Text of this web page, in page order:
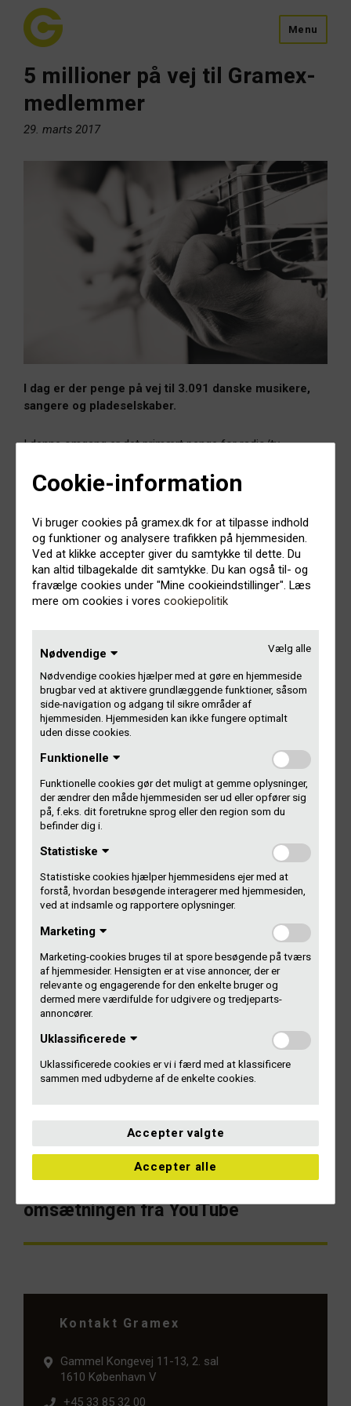
Menu
Cookie-information
Vi bruger cookies på gramex.dk for at tilpasse indhold
og funktioner og analysere trafikken på hjemmesiden.
Ved at klikke accepter giver du samtykke til dette. Du
kan altid tilbagekalde dit samtykke. Du kan også til- og
fravælge cookies under "Mine cookieindstillinger". Læs
mere om cookies i vores cookiepolitik
Vælg alle
Nødvendige
Nødvendige cookies hjælper med at gøre en hjemmeside
brugbar ved at aktivere grundlæggende funktioner, såsom
side-navigation og adgang til sikre områder af
hjemmesiden. Hjemmesiden kan ikke fungere optimalt
uden disse cookies.
Funktionelle
Funktionelle cookies gør det muligt at gemme oplysninger,
der ændrer den måde hjemmesiden ser ud eller opfører sig
på, f.eks. dit foretrukne sprog eller den region som du
befinder dig i.
Statistiske
Statistiske cookies hjælper hjemmesidens ejer med at
forstå, hvordan besøgende interagerer med hjemmesiden,
ved at indsamle og rapportere oplysninger.
Marketing
Marketing-cookies bruges til at spore besøgende på tværs
af hjemmesider. Hensigten er at vise annoncer, der er
relevante og engagerende for den enkelte bruger og
dermed mere værdifulde for udgivere og tredjeparts-
annoncører.
Uklassificerede
Uklassificerede cookies er vi i færd med at klassificere
sammen med udbyderne af de enkelte cookies.
Accepter valgte
Accepter alle
5 millioner på vej til Gramex-
medlemmer
29. marts 2017
I dag er der penge på vej til 3.091 danske musikere,
sangere og pladeselskaber.
I denne omgang er det primært penge for radio/tv-
tilgodehavender på Gramex-kontoen. Typisk har pengene
stået og ventet på en studieliste, en medlemserklæring
5,5 millioner kroner udbetaler vi i alt i denne omgang.
Mere dansk musik finder vej til udlandet
Tjek din NemKonto. Bemærk, der kan gå to bank-dage, før
du har pengene på kontoen.
Indtil da kan du logge på Dit Gramex og tjekke, hvad du har
eller din revisor brug for en opgørelse over udbetalingen,
finder du også den på Dit Gramex.
Afspilninger i Danmark i 2016 får du penge for til juni.
Log på Dit Gramex
Glemt dit Gramex-nummer?
Glemt din adgangskode?
Kontakt os
Indlægsnavigation
Forrige
Mere dansk musik finder vej til
udlandet
Næste
artikel:
Vinyl-salget er nu større end
omsætningen fra YouTube
Kontakt Gramex
Gammel Kongevej 11-13, 2. sal
1610 København V
+45 33 85 32 00